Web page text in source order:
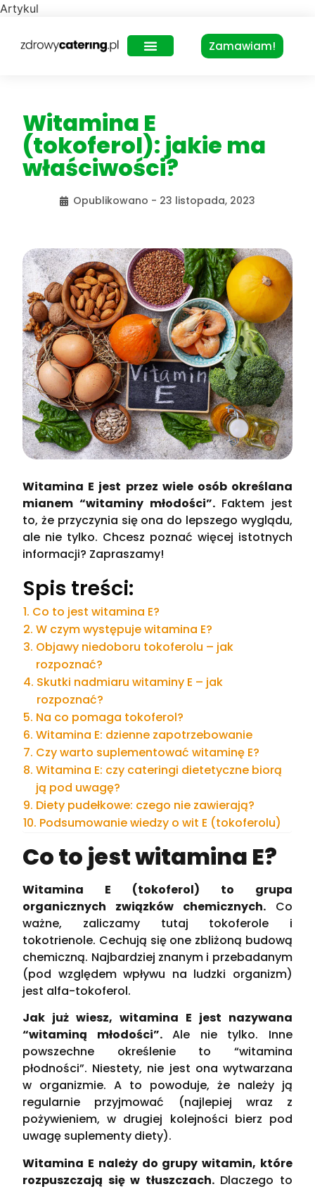
Artykul
Zamawiam!
Witamina E
(tokoferol): jakie ma
właściwości?
Opublikowano - 23 listopada, 2023
Witamina E jest przez wiele osób określana
mianem “witaminy młodości”.Faktem jest
to, że przyczynia się ona do lepszego wyglądu,
ale nie tylko. Chcesz poznać więcej istotnych
informacji? Zapraszamy!
Spis treści:
Co to jest witamina E?
W czym występuje witamina E?
Objawy niedoboru tokoferolu – jak
rozpoznać?
Skutki nadmiaru witaminy E – jak
rozpoznać?
Na co pomaga tokoferol?
Witamina E: dzienne zapotrzebowanie
Czy warto suplementować witaminę E?
Witamina E: czy cateringi dietetyczne biorą
ją pod uwagę?
Diety pudełkowe: czego nie zawierają?
Podsumowanie wiedzy o wit E (tokoferolu)
Co to jest witamina E?
Witamina E (tokoferol) to grupa
organicznych związków chemicznych.Co
ważne, zaliczamy tutaj tokoferole i
tokotrienole. Cechują się one zbliżoną budową
chemiczną. Najbardziej znanym i przebadanym
(pod względem wpływu na ludzki organizm)
jest alfa-tokoferol.
Jak już wiesz, witamina E jest nazywana
“witaminą młodości”.Ale nie tylko. Inne
powszechne określenie to “witamina
płodności”. Niestety, nie jest ona wytwarzana
w organizmie. A to powoduje, że należy ją
regularnie przyjmować (najlepiej wraz z
pożywieniem, w drugiej kolejności bierz pod
uwagę suplementy diety).
Witamina E należy do grupy witamin, które
rozpuszczają się w tłuszczach.Dlaczego to